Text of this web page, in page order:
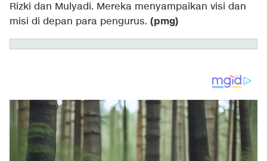
Rizki dan Mulyadi. Mereka menyampaikan visi dan
misi di depan para pengurus. (pmg)